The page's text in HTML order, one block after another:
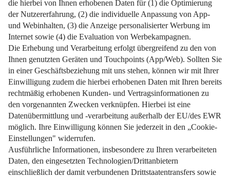
Impressum Datenschutz Nutzungsbedingungen
Pflichtinformationen AGB Über uns Bildquellen
Barrierefreiheit Widerrufsformular